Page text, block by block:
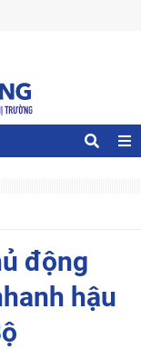
động
hậu